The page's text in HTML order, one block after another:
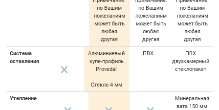
по Вашим
пожеланиям
может быть
любая
другая
по Вашим
пожеланиям
может быть
любая
другая
по Вашим
пожеланиям
может быть
любая
другая
Система
остекления
Алюминиевый
купе-профиль
Provedal
Стекло 4 мм
ПВХ
ПВХ
двухкамерный
стеклопакет
Утепление
Минеральная
вата 150 мм